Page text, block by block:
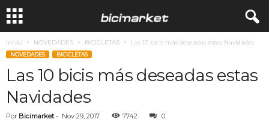
Inicio NOVEDADES BICICLETAS Las 10 bicis más deseadas estas Navidades
NOVEDADES BICICLETAS
Las 10 bicis más deseadas estas
Navidades
Por Bicimarket- Nov 29, 2017 7742 0